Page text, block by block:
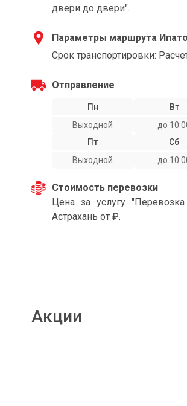
двери до двери".
Параметры маршрута
Срок транспортировки:
Отправление
Пн
Выходной
Вт
до
Пт
Выходной
Сб
до
Стоимость перевозки
Цена за услугу
Астрахань от ₽.
Акции